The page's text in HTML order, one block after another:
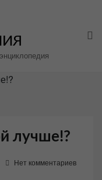
лучше!?
Нет комментариев